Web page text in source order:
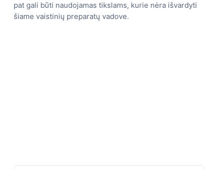
pat gali būti naudojamas tikslams, kurie nėra išvardyti
šiame vaistinių preparatų vadove.